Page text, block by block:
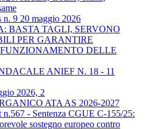
n. 9 20 maggio 2026
BASTA TAGLI, SERVONO
PER GARANTIRE
DELLE
ANIEF N. 18 - 11
2026, 2
ATA AS 2026-2027
- Sentenza CGUE C‑155/25:
sostegno europeo contro